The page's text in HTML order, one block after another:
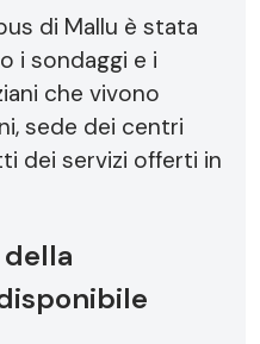
di Mallu è stata
i sondaggi e i
che vivono
sede dei centri
dei servizi offerti in